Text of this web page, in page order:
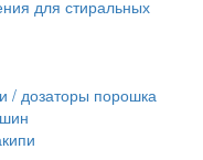
для стиральных
/ дозаторы порошка